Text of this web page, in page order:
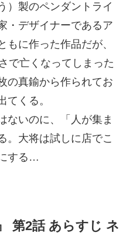
）製のペンダントライ
・デザイナーであるア
もに作った作品だが、
で亡くなってしまった
の真鍮から作られてお
てくる。
ないのに、「人が集ま
。大将は試しに店でこ
する…
第2話 あらすじ ネ